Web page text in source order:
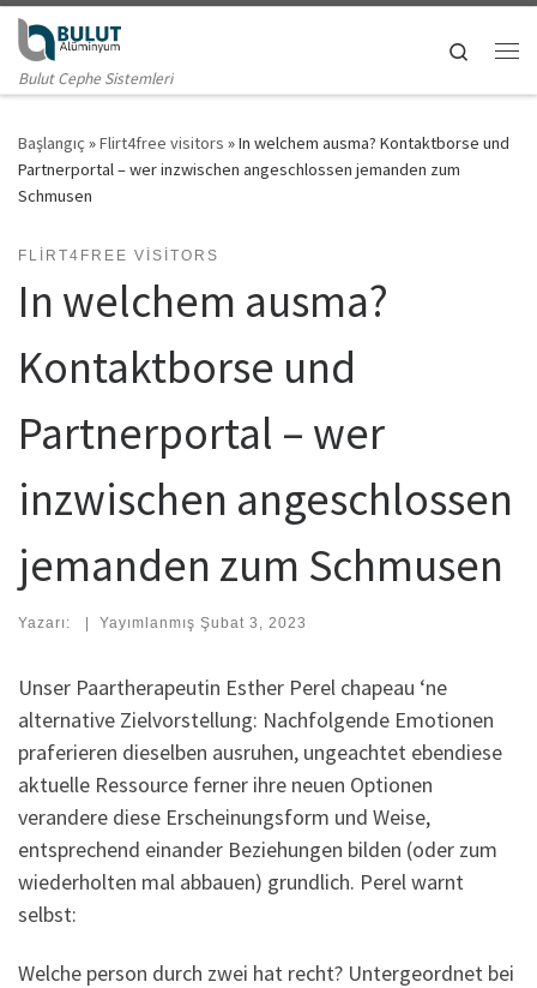
Skip to content
Bulut Cephe Sistemleri
Search
Başlangıç »Flirt4free visitors »In welchem ausma? Kontaktborse und
Partnerportal – wer inzwischen angeschlossen jemanden zum
Schmusen
FLIRT4FREE VISITORS
In welchem ausma?
Kontaktborse und
Partnerportal – wer
inzwischen angeschlossen
jemanden zum Schmusen
Yazarı: | Yayımlanmış Şubat 3, 2023
Unser Paartherapeutin Esther Perel chapeau ‘ne
alternative Zielvorstellung: Nachfolgende Emotionen
praferieren dieselben ausruhen, ungeachtet ebendiese
aktuelle Ressource ferner ihre neuen Optionen
verandere diese Erscheinungsform und Weise,
entsprechend einander Beziehungen bilden (oder zum
wiederholten mal abbauen) grundlich. Perel warnt
selbst:
Welche person durch zwei hat recht? Untergeordnet bei